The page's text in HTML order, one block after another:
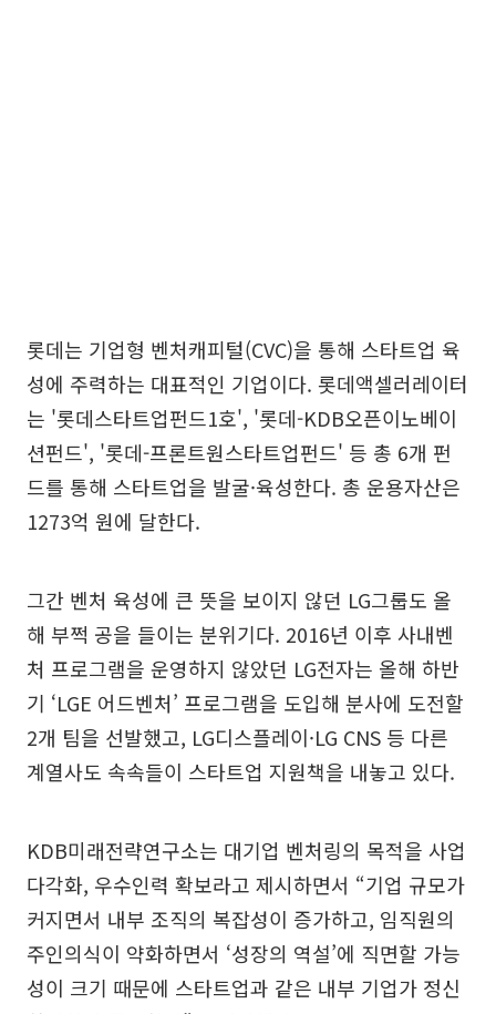
롯데는 기업형 벤처캐피털(CVC)을 통해 스타트업 육
성에 주력하는 대표적인 기업이다. 롯데액셀러레이터
는 '롯데스타트업펀드1호', '롯데-KDB오픈이노베이
션펀드', '롯데-프론트원스타트업펀드' 등 총 6개 펀
드를 통해 스타트업을 발굴·육성한다. 총 운용자산은
1273억 원에 달한다.
그간 벤처 육성에 큰 뜻을 보이지 않던 LG그룹도 올
해 부쩍 공을 들이는 분위기다. 2016년 이후 사내벤
처 프로그램을 운영하지 않았던 LG전자는 올해 하반
기 ‘LGE 어드벤처’ 프로그램을 도입해 분사에 도전할
2개 팀을 선발했고, LG디스플레이·LG CNS 등 다른
계열사도 속속들이 스타트업 지원책을 내놓고 있다.
KDB미래전략연구소는 대기업 벤처링의 목적을 사업
다각화, 우수인력 확보라고 제시하면서 “기업 규모가
커지면서 내부 조직의 복잡성이 증가하고, 임직원의
주인의식이 약화하면서 ‘성장의 역설’에 직면할 가능
성이 크기 때문에 스타트업과 같은 내부 기업가 정신